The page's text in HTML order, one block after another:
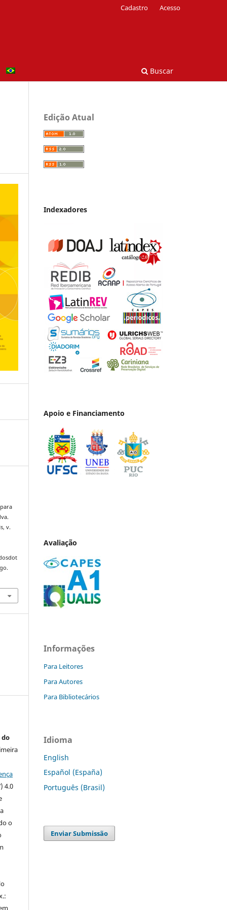
Buscar
Cadastro Acesso
v.
do
4.0
o
Edição Atual
Indexadores
Apoio e Financiamento
Avaliação
Informações
Para Leitores
Para Autores
Para Bibliotecários
Idioma
English
Español (España)
Português (Brasil)
Enviar Submissão